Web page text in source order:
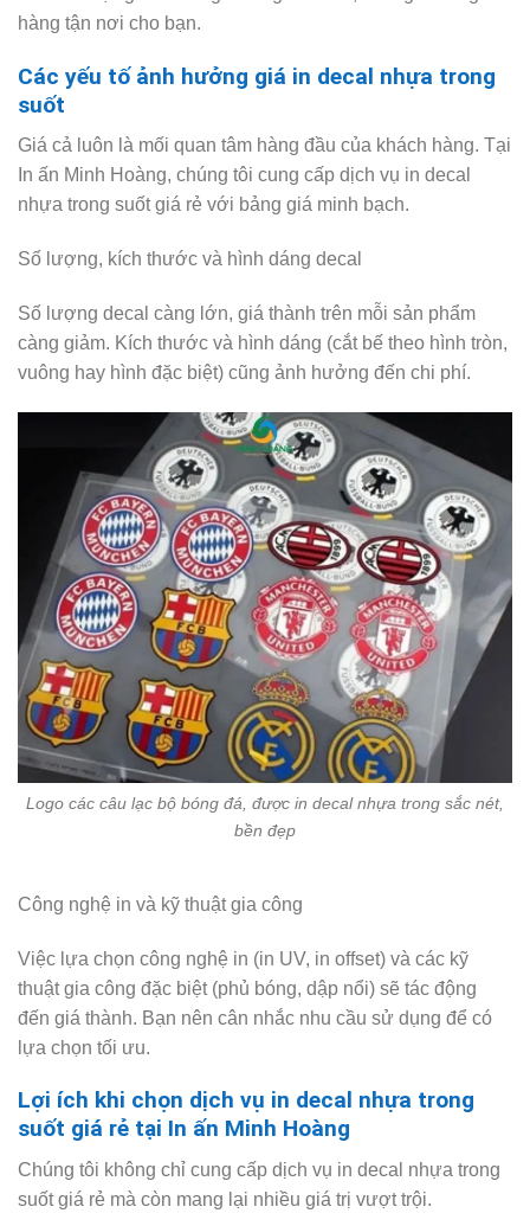
hàng tận nơi cho bạn.
Các yếu tố ảnh hưởng giá in decal nhựa trong
suốt
Giá cả luôn là mối quan tâm hàng đầu của khách hàng. Tại
In ấn Minh Hoàng, chúng tôi cung cấp dịch vụ in decal
nhựa trong suốt giá rẻ với bảng giá minh bạch.
Số lượng, kích thước và hình dáng decal
Số lượng decal càng lớn, giá thành trên mỗi sản phẩm
càng giảm. Kích thước và hình dáng (cắt bế theo hình tròn,
vuông hay hình đặc biệt) cũng ảnh hưởng đến chi phí.
Logo các câu lạc bộ bóng đá, được in decal nhựa trong sắc nét,
bền đẹp
Công nghệ in và kỹ thuật gia công
Việc lựa chọn công nghệ in (in UV, in offset) và các kỹ
thuật gia công đặc biệt (phủ bóng, dập nổi) sẽ tác động
đến giá thành. Bạn nên cân nhắc nhu cầu sử dụng để có
lựa chọn tối ưu.
Lợi ích khi chọn dịch vụ in decal nhựa trong
suốt giá rẻ tại In ấn Minh Hoàng
Chúng tôi không chỉ cung cấp dịch vụ in decal nhựa trong
suốt giá rẻ mà còn mang lại nhiều giá trị vượt trội.